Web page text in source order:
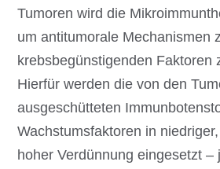
Tumoren wird die
um antitumorale Mechanismen
krebsbegünstigenden Faktoren
Hierfür werden die von den
ausgeschütteten
Wachstumsfaktoren in
hoher Verdünnung eingesetzt –